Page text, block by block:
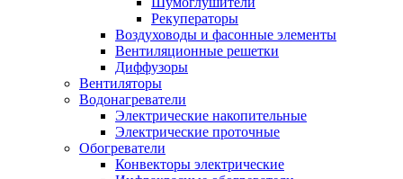
Рекуператоры
Воздуховоды и фасонные элементы
Вентиляционные решетки
Диффузоры
Вентиляторы
Водонагреватели
Электрические накопительные
Электрические проточные
Обогреватели
Конвекторы электрические